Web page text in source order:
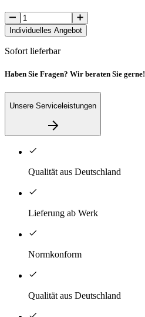
Individuelles Angebot
Sofort lieferbar
Haben Sie Fragen? Wir beraten Sie gerne!
Unsere Serviceleistungen
Qualität aus Deutschland
Lieferung ab Werk
Normkonform
Qualität aus Deutschland